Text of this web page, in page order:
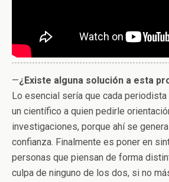
—¿Existe alguna solución a esta
Lo esencial sería que cada
un científico a quien pedirle
investigaciones, porque ahí se
confianza. Finalmente es poner en
personas que piensan de forma
culpa de ninguno de los dos, si no